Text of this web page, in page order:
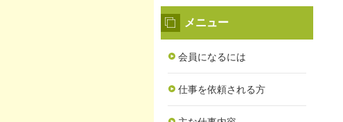
メニュー
会員になるには
仕事を依頼される方